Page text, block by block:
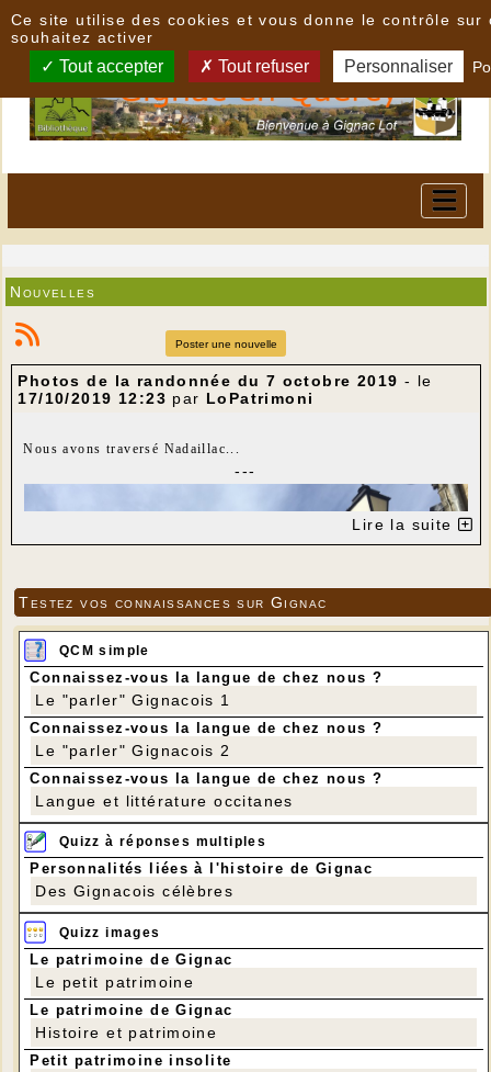
Nouvelles
Poster une nouvelle
Photos de la randonnée du 7 octobre 2019 - le
17/10/2019 12:23 par LoPatrimoni
Nous avons traversé Nadaillac...
---
Lire la suite
Testez vos connaissances sur Gignac
QCM simple
Connaissez-vous la langue de chez nous ?
Le "parler" Gignacois 1
Connaissez-vous la langue de chez nous ?
Le "parler" Gignacois 2
Connaissez-vous la langue de chez nous ?
Langue et littérature occitanes
Quizz à réponses multiples
Personnalités liées à l'histoire de Gignac
Des Gignacois célèbres
Quizz images
Le patrimoine de Gignac
Le petit patrimoine
Le patrimoine de Gignac
Histoire et patrimoine
Petit patrimoine insolite
Ce site utilise des cookies et vous donne le contrôle sur
souhaitez activer
Tout accepter Tout refuser Personnaliser